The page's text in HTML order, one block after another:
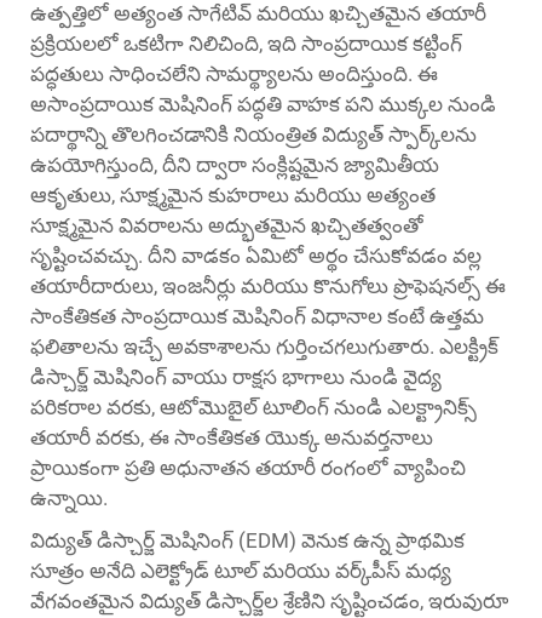
ఉత్పత్తిలో అత్యంత సాగేటివ్ మరియు ఖచ్చితమైన తయారీ
ప్రక్రియలలో ఒకటిగా నిలిచింది, ఇది సాంప్రదాయిక కట్టింగ్
పద్ధతులు సాధించలేని సామర్థ్యాలను అందిస్తుంది. ఈ
అసాంప్రదాయిక మెషినింగ్ పద్ధతి వాహక పని ముక్కల నుండి
పదార్థాన్ని తొలగించడానికి నియంత్రిత విద్యుత్ స్పార్క్‌లను
ఉపయోగిస్తుంది, దీని ద్వారా సంక్లిష్టమైన జ్యామితీయ
ఆకృతులు, సూక్ష్మమైన కుహరాలు మరియు అత్యంత
సూక్ష్మమైన వివరాలను అద్భుతమైన ఖచ్చితత్వంతో
సృష్టించవచ్చు. దీని వాడకం ఏమిటో అర్థం చేసుకోవడం వల్ల
తయారీదారులు, ఇంజనీర్లు మరియు కొనుగోలు ప్రొఫెషనల్స్ ఈ
సాంకేతికత సాంప్రదాయిక మెషినింగ్ విధానాల కంటే ఉత్తమ
ఫలితాలను ఇచ్చే అవకాశాలను గుర్తించగలుగుతారు. ఎలక్ట్రిక్
డిస్చార్జ్ మెషినింగ్ వాయు రాక్షస భాగాలు నుండి వైద్య
పరికరాల వరకు, ఆటోమొబైల్ టూలింగ్ నుండి ఎలక్ట్రానిక్స్
తయారీ వరకు, ఈ సాంకేతికత యొక్క అనువర్తనాలు
ప్రాయికంగా ప్రతి అధునాతన తయారీ రంగంలో వ్యాపించి
ఉన్నాయి.
విద్యుత్ డిస్చార్జ్ మెషినింగ్ (EDM) వెనుక ఉన్న ప్రాథమిక
సూత్రం అనేది ఎలెక్ట్రోడ్ టూల్ మరియు వర్క్‌పీస్ మధ్య
వేగవంతమైన విద్యుత్ డిస్చార్జ్‌ల శ్రేణిని సృష్టించడం, ఇరువురూ